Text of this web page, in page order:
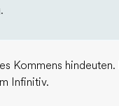
Kommens hindeuten.
Infinitiv.